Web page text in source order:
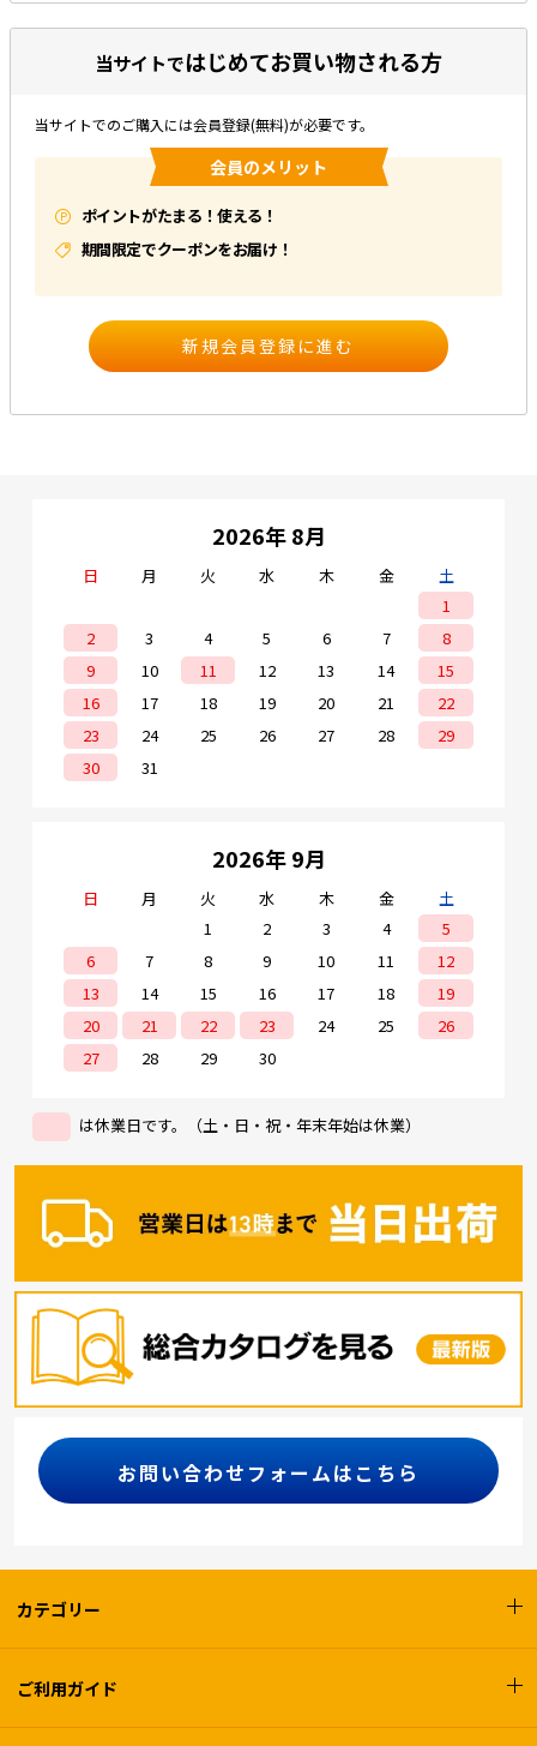
その他
e431オリジナル
暑さ対策
販売終了品
当サイトではじめてお買い物される方
当サイトでのご購入には会員登録(無料)が必要です。
会員のメリット
ポイントがたまる！使える！
期間限定でクーポンをお届け！
2026年 8月
日 月 火 水 木 金
土
1
2
3 4 5 6 7
8
9
10 11 12 13 14
15
16
17 18 19 20 21
22
23
24 25 26 27 28
29
30
31
2026年 9月
日 月 火 水 木 金
土
1
2 3 4
5
6
7 8 9 10 11
12
13
14 15 16 17 18
19
20
21 22 23 24 25
26
27
28 29 30
は休業日です。（土・日・祝・年末年始は休業）
お問い合わせフォームはこちら
カテゴリー
ご利用ガイド